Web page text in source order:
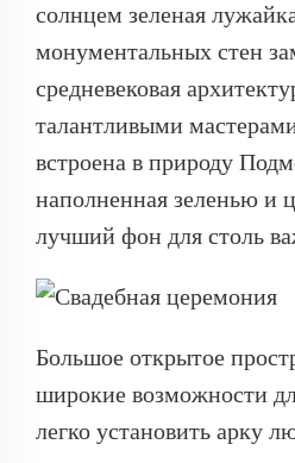
солнцем зеленая
монументальных стен
средневековая
талантливыми
встроена в природу
наполненная зеленью и
лучший фон для столь
Большое открытое
широкие возможности
легко установить арку